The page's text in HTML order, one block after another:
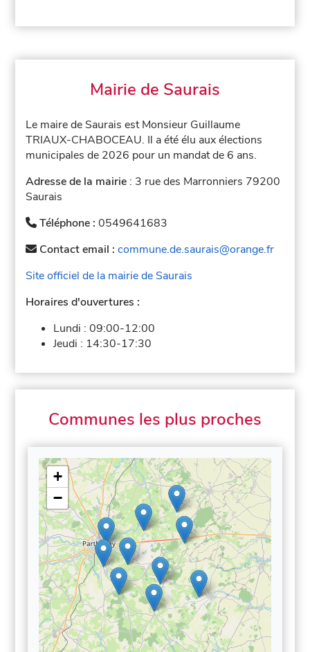
Mairie de Saurais
Le maire de Saurais est Monsieur Guillaume
TRIAUX-CHABOCEAU. Il a été élu aux élections
municipales de 2026 pour un mandat de 6 ans.
Adresse de la mairie : 3 rue des Marronniers 79200
Saurais
Téléphone :0549641683
Contact email :commune.de.saurais@orange.fr
Site officiel de la mairie de Saurais
Horaires d'ouvertures :
Lundi :09:00-12:00
Jeudi : 14:30-17:30
Communes les plus proches
+
−